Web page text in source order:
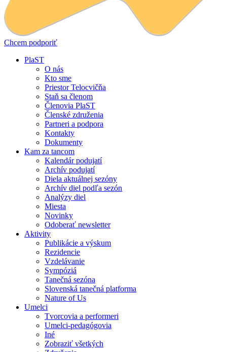
Chcem podporiť
PlaST
O nás
Kto sme
Priestor Telocvičňa
Staň sa členom
Členovia PlaST
Členské združenia
Partneri a podpora
Kontakty
Dokumenty
Kam za tancom
Kalendár podujatí
Archív podujatí
Diela aktuálnej sezóny
Archív diel podľa sezón
Analýzy diel
Miesta
Novinky
Odoberať newsletter
Aktivity
Publikácie a výskum
Rezidencie
Vzdelávanie
Sympóziá
Tanečná sezóna
Slovenská tanečná platforma
Nature of Us
Umelci
Tvorcovia a performeri
Umelci-pedagógovia
Iné
Zobraziť všetkých